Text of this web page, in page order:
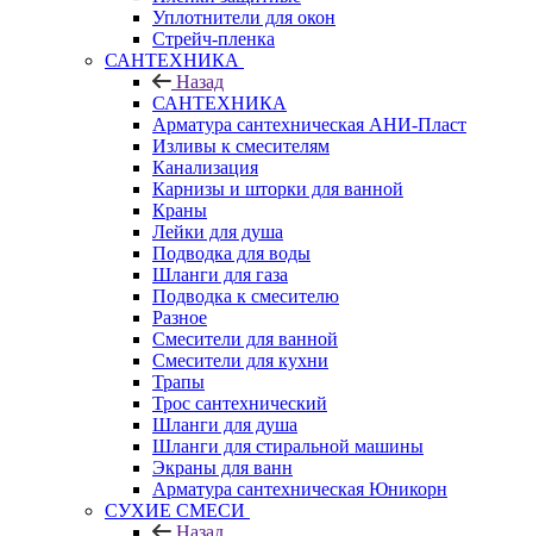
Уплотнители для окон
Стрейч-пленка
САНТЕХНИКА
Назад
САНТЕХНИКА
Арматура сантехническая АНИ-Пласт
Изливы к смесителям
Канализация
Карнизы и шторки для ванной
Краны
Лейки для душа
Подводка для воды
Шланги для газа
Подводка к смесителю
Разное
Смесители для ванной
Смесители для кухни
Трапы
Трос сантехнический
Шланги для душа
Шланги для стиральной машины
Экраны для ванн
Арматура сантехническая Юникорн
СУХИЕ СМЕСИ
Назад